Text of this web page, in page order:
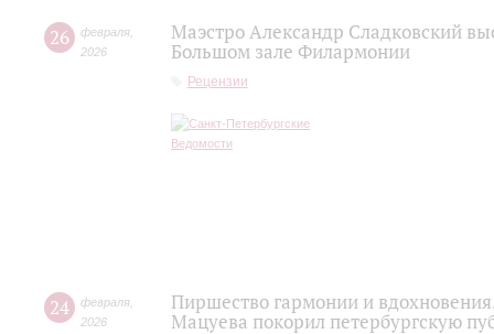
26 февраля
2026
Маэстро Александр Сладковский
Большом зале Филармонии
Рецензии
24 февраля
2026
Пиршество гармонии и
Мацуева покорил петербургскую